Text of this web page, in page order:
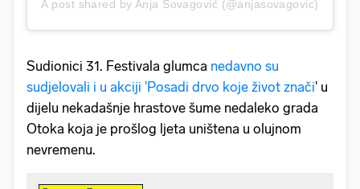
A post shared by Anja Šovagović (@anjasovagovic)
Sudionici 31. Festivala glumca nedavno su
sudjelovali i u akciji 'Posadi drvo koje život znači' u
dijelu nekadašnje hrastove šume nedaleko grada
Otoka koja je prošlog ljeta uništena u olujnom
nevremenu.